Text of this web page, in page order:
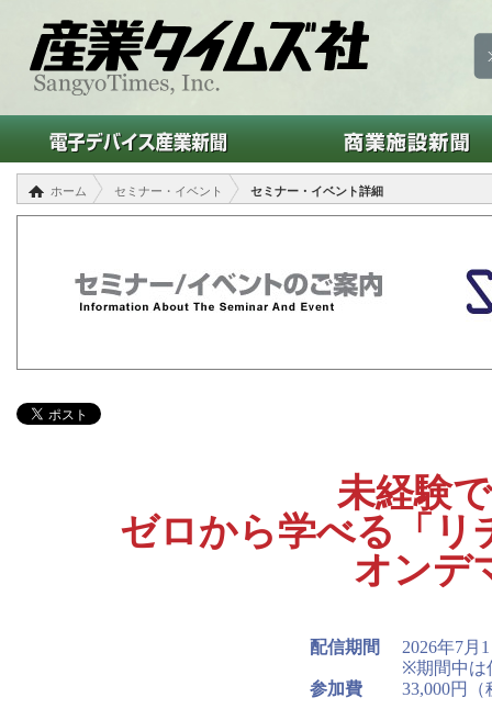
ホーム セミナー・イベント セミナー・イベント詳細
未経験
ゼロから学べる「リ
オンデ
配信期間
2026年7月
※期間中は
参加費
33,000円